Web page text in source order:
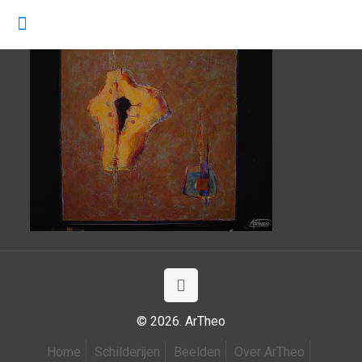
© 2026. ArTheo
Home
Schilderijen Beelden
Over ArTheo